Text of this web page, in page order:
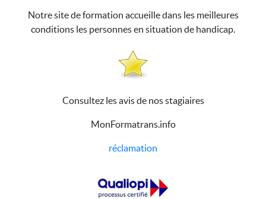
Notre site de formation accueille dans les meilleures
conditions les personnes en situation de handicap.
Consultez les avis de nos stagiaires
MonFormatrans.info
réclamation